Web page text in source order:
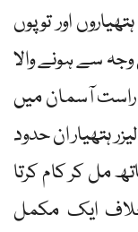
اور توپوں
سے ہونے والا
راست آسمان میں
ہتھیار ان حدود
مل کر کام کرتا
کے خلاف ایک مکمل